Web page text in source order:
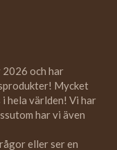
2026 och har
Mycket
hela världen! Vi har
har vi även
eller ser en